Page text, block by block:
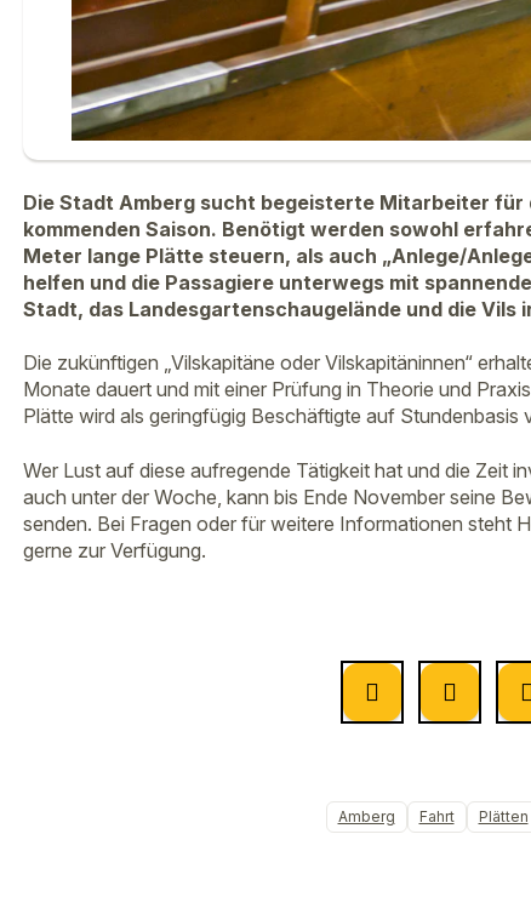
Die Stadt Amberg sucht begeisterte Mitarbeiter
kommenden Saison. Benötigt werden sowohl
Meter lange Plätte steuern, als auch „Anlege/
helfen und die Passagiere unterwegs mit
Stadt, das Landesgartenschaugelände und die Vils
Die zukünftigen „Vilskapitäne oder Vilskapitäninnen“
Monate dauert und mit einer Prüfung in Theorie und
Plätte wird als geringfügig Beschäftigte auf Stundenbasis
Wer Lust auf diese aufregende Tätigkeit hat und die Zeit
auch unter der Woche, kann bis Ende November seine
senden. Bei Fragen oder für weitere Informationen steht
gerne zur Verfügung.
Amberg Fahrt Plätten